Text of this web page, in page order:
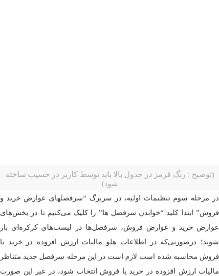
(توضیح : رنگ قرمز در جدول بالا باید توسط کاربر در حسیب ساخته
شود)
در مرحله سوم تنظیمات اولیه، در سربرگ “سرفصلهای عوارض خرید و
فروش” ابتدا کلید “خواندن سرفصل ها” را کلیک می‌کنیم تا در بخش‌های
عوارض خرید و عوارض فروش، سرفصل‌ها در لیست‌های کرکره‌ای بار
شوند؛ درصورتی‌که در اطلاعات هلو مالیات ارزش افزوده در خرید یا
فروش محاسبه شده است لازم است در این مرحله سرفصل جدید متناظر
مالیات ارزش افزوده در خرید یا فروش انتخاب شود، در غیر این صورت